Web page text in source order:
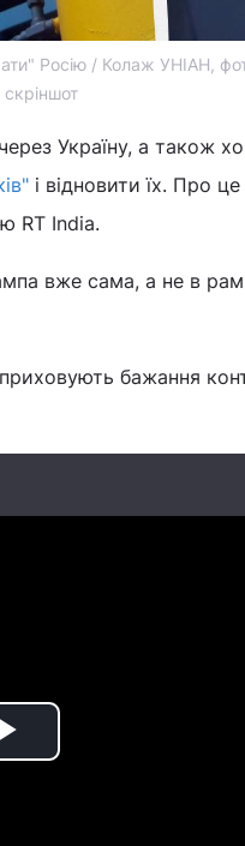
Росію / Колаж УНІАН,
скріншот
Україну, а також
і відновити їх. Про це
RT India.
вже сама, а не в
бажання
Play